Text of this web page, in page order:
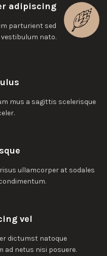
adipiscing
parturient sed
nato.
mus a sagittis scelerisque
ullamcorper at sodales
vel
dictumst natoque
netus nisi posuere.